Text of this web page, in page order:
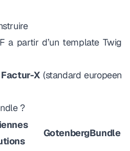
a partir d’un template Twig
Factur-X (standard europeen
?
GotenbergBundle